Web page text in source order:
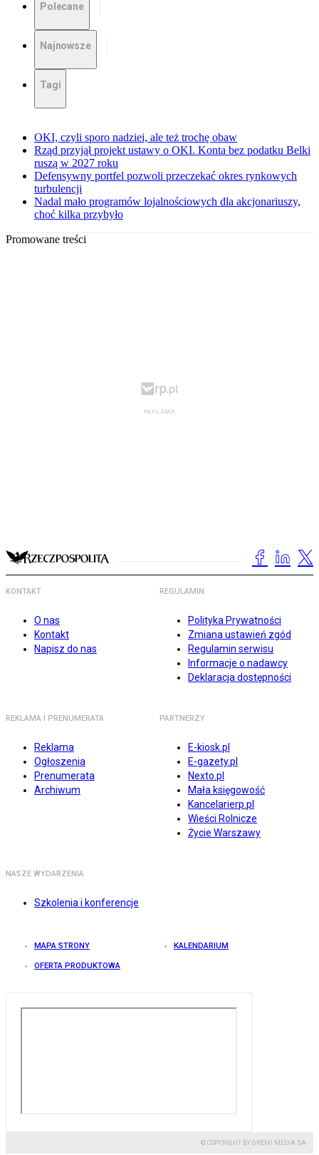
Polecane
Najnowsze
Tagi
OKI, czyli sporo nadziei, ale też trochę obaw
Rząd przyjął projekt ustawy o OKI. Konta bez podatku Belki
ruszą w 2027 roku
Defensywny portfel pozwoli przeczekać okres rynkowych
turbulencji
Nadal mało programów lojalnościowych dla akcjonariuszy,
choć kilka przybyło
Promowane treści
KONTAKT
O nas
Kontakt
Napisz do nas
REGULAMIN
Polityka Prywatności
Zmiana ustawień zgód
Regulamin serwisu
Informacje o nadawcy
Deklaracja dostępności
REKLAMA I PRENUMERATA
Reklama
Ogłoszenia
Prenumerata
Archiwum
PARTNERZY
E-kiosk.pl
E-gazety.pl
Nexto.pl
Mała księgowość
Kancelarierp.pl
Wieści Rolnicze
Życie Warszawy
NASZE WYDARZENIA
Szkolenia i konferencje
MAPA STRONY KALENDARIUM
OFERTA PRODUKTOWA
© COPYRIGHT BY GREMI MEDIA SA